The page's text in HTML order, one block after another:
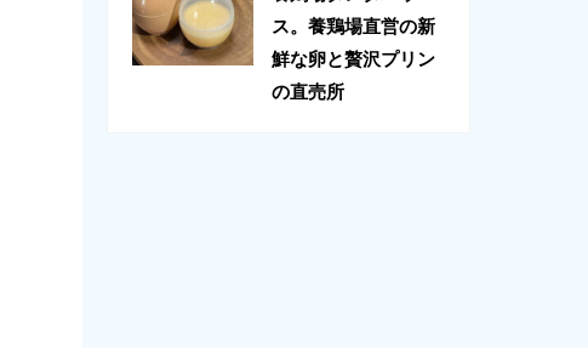
ス。養鶏場直営の新
鮮な卵と贅沢プリン
の直売所